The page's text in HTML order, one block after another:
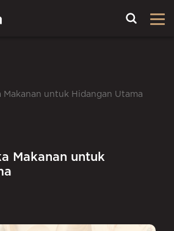
Makanan untuk Hidangan Utama
Makanan untuk